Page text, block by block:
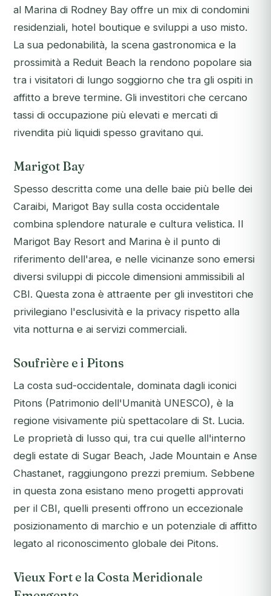
al Marina di Rodney Bay offre un mix di condomini
residenziali, hotel boutique e sviluppi a uso misto.
La sua pedonabilità, la scena gastronomica e la
prossimità a Reduit Beach la rendono popolare sia
tra i visitatori di lungo soggiorno che tra gli ospiti in
affitto a breve termine. Gli investitori che cercano
tassi di occupazione più elevati e mercati di
rivendita più liquidi spesso gravitano qui.
Marigot Bay
Spesso descritta come una delle baie più belle dei
Caraibi, Marigot Bay sulla costa occidentale
combina splendore naturale e cultura velistica. Il
Marigot Bay Resort and Marina è il punto di
riferimento dell'area, e nelle vicinanze sono emersi
diversi sviluppi di piccole dimensioni ammissibili al
CBI. Questa zona è attraente per gli investitori che
privilegiano l'esclusività e la privacy rispetto alla
vita notturna e ai servizi commerciali.
Soufrière e i Pitons
La costa sud-occidentale, dominata dagli iconici
Pitons (Patrimonio dell'Umanità UNESCO), è la
regione visivamente più spettacolare di St. Lucia.
Le proprietà di lusso qui, tra cui quelle all'interno
degli estate di Sugar Beach, Jade Mountain e Anse
Chastanet, raggiungono prezzi premium. Sebbene
in questa zona esistano meno progetti approvati
per il CBI, quelli presenti offrono un eccezionale
posizionamento di marchio e un potenziale di affitto
legato al riconoscimento globale dei Pitons.
Vieux Fort e la Costa Meridionale